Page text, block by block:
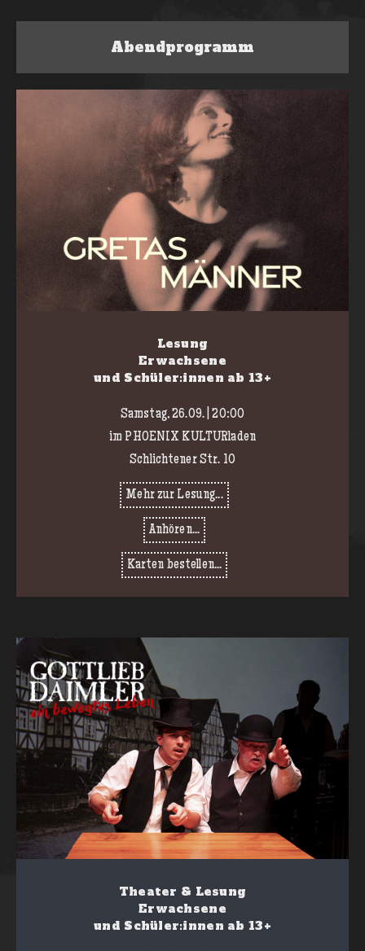
Abendprogramm
Lesung
Erwachsene
und Schüler:innen ab 13+
Samstag, 26.09. | 20:00
im PHOENIX KULTURladen
Schlichtener Str. 10
Mehr zur Lesung...
Anhören...
Karten bestellen...
Theater & Lesung
Erwachsene
und Schüler:innen ab 13+